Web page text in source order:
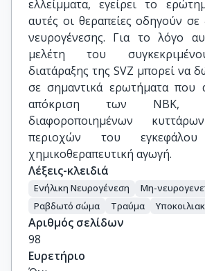
ελλείμματα, εγείρει το
αυτές οι θεραπείες οδηγούν σε
νευρογένεσης. Για το λόγο
μελέτη του
διατάραξης της SVZ μπορεί να
σε σημαντικά ερωτήματα που
απόκριση των ΝΒΚ,
διαφοροποιημένων
περιοχών του
χημικοθεραπευτική αγωγή.
Λέξεις-κλειδιά
Ενήλικη Νευρογένεση
Μη-
Ραβδωτό σώμα
Τραύμα
Αριθμός σελίδων
98
Ευρετήριο